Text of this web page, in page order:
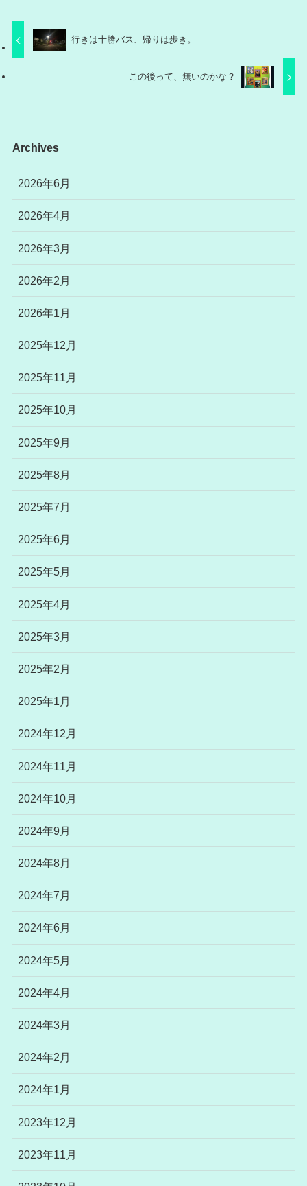
行きは十勝バス、帰りは歩き。
この後って、無いのかな？
Archives
2026年6月
2026年4月
2026年3月
2026年2月
2026年1月
2025年12月
2025年11月
2025年10月
2025年9月
2025年8月
2025年7月
2025年6月
2025年5月
2025年4月
2025年3月
2025年2月
2025年1月
2024年12月
2024年11月
2024年10月
2024年9月
2024年8月
2024年7月
2024年6月
2024年5月
2024年4月
2024年3月
2024年2月
2024年1月
2023年12月
2023年11月